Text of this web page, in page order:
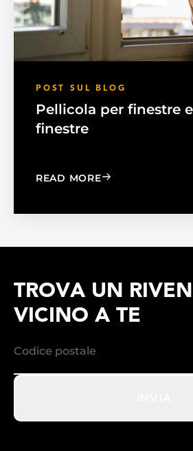
POST SUL BLOG
Pellicola per finestre
finestre
READ MORE: WINDOW FILM
TROVA UN
VICINO A TE